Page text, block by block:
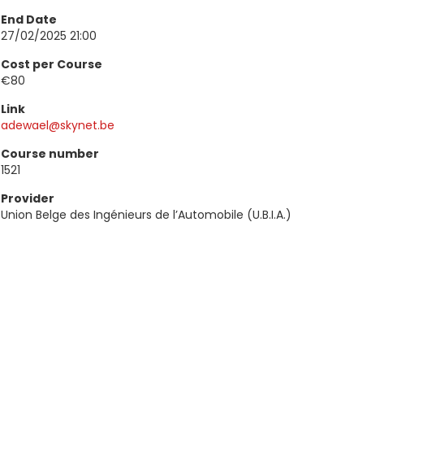
End Date
27/02/2025 21:00
Cost per Course
€80
Link
adewael@skynet.be
Course number
1521
Provider
Union Belge des Ingénieurs de l’Automobile (U.B.I.A.)